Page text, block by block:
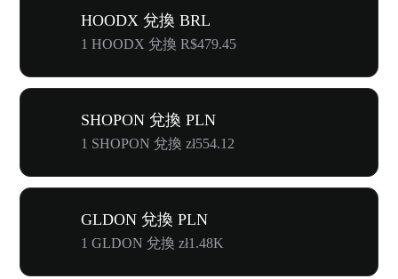
HOODX 兌換 BRL
1 HOODX 兌換 R$479.45
SHOPON 兌換 PLN
1 SHOPON 兌換 zł554.12
GLDON 兌換 PLN
1 GLDON 兌換 zł1.48K